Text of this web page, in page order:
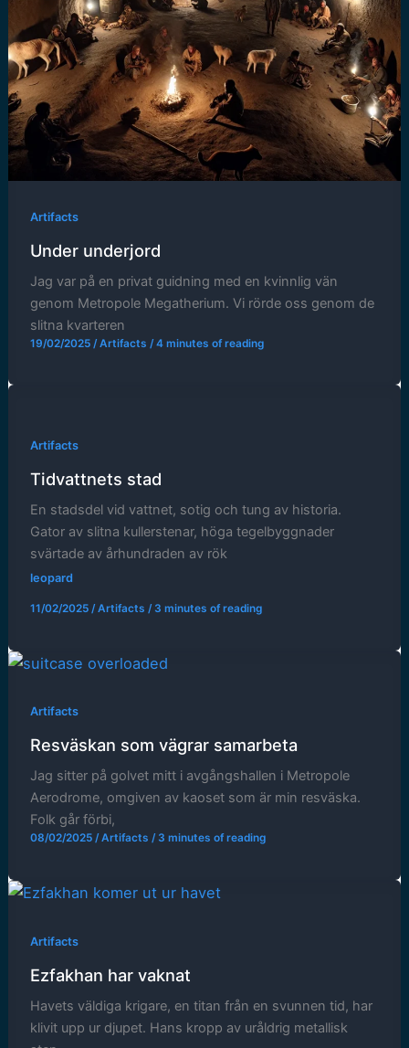
Artifacts
Under underjord
Jag var på en privat guidning med en kvinnlig vän
genom Metropole Megatherium. Vi rörde oss genom de
slitna kvarteren
19/02/2025/Artifacts /4 minutes of reading
Artifacts
Tidvattnets stad
En stadsdel vid vattnet, sotig och tung av historia.
Gator av slitna kullerstenar, höga tegelbyggnader
svärtade av århundraden av rök
leopard
11/02/2025/Artifacts / 3 minutes of reading
Artifacts
Resväskan som vägrar samarbeta
Jag sitter på golvet mitt i avgångshallen i Metropole
Aerodrome, omgiven av kaoset som är min resväska.
Folk går förbi,
08/02/2025/Artifacts / 3 minutes of reading
Artifacts
Ezfakhan har vaknat
Havets väldiga krigare, en titan från en svunnen tid, har
klivit upp ur djupet. Hans kropp av uråldrig metallisk